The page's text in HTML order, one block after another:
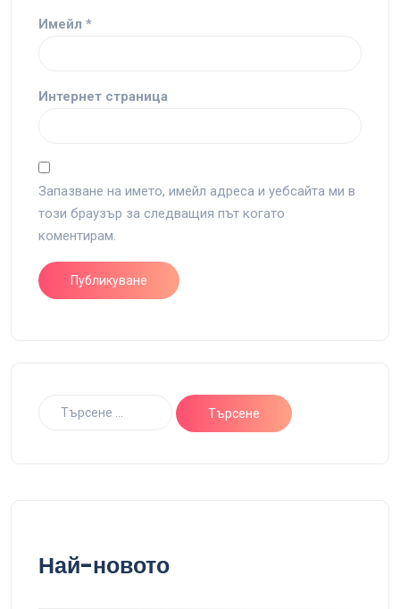
Имейл *
Интернет страница
Запазване на името, имейл адреса и уебсайта ми в
този браузър за следващия път когато
коментирам.
Най-новото